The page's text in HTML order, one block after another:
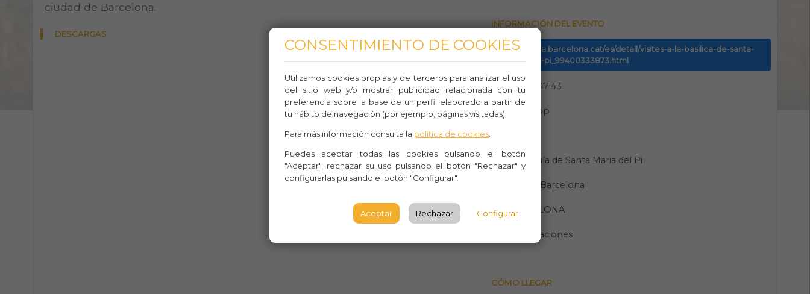
ciudad de Barcelona.
DESCARGAS
INFORMACIÓN DEL EVENTO
https://guia.barcelona.cat/es/detall/visites-a-la-basilica-de-santa-
maria-del-pi_99400333873.html
93 318 47 43
Whasapp
Parroquía de Santa Maria del Pi
Pl Pi, 7, Barcelona
BARCELONA
Observaciones
CÓMO LLEGAR
CONSENTIMIENTO DE COOKIES
Utilizamos cookies propias y de terceros para analizar el uso
del sitio web y/o mostrar publicidad relacionada con tu
preferencia sobre la base de un perfil elaborado a partir de
tu hábito de navegación (por ejemplo, páginas visitadas).
Para más información consulta la política de cookies
Puedes aceptar todas las cookies pulsando el botón
"Aceptar", rechazar su uso pulsando el botón "Rechazar" y
configurarlas pulsando el botón "Configurar".
Aceptar Rechazar Configurar